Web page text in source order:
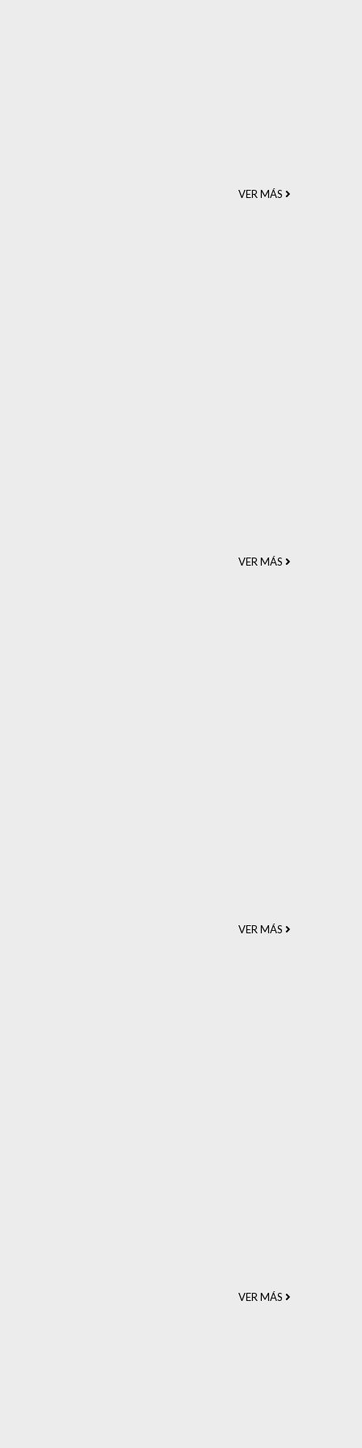
VER MÁS
VER MÁS
VER MÁS
VER MÁS